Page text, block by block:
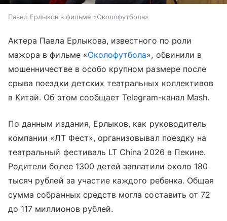
Павел Ерлыков в фильме «Околофутбола»
Актера Павла Ерлыкова, известного по роли
мажора в фильме «Околофутбола», обвинили в
мошенничестве в особо крупном размере после
срыва поездки детских театральных коллективов
в Китай. Об этом сообщает Telegram-канал Mash.
По данным издания, Ерлыков, как руководитель
компании «ЛТ Фест», организовывал поездку на
театральный фестиваль LT China 2026 в Пекине.
Родители более 1300 детей заплатили около 180
тысяч рублей за участие каждого ребенка. Общая
сумма собранных средств могла составить от 72
до 117 миллионов рублей.